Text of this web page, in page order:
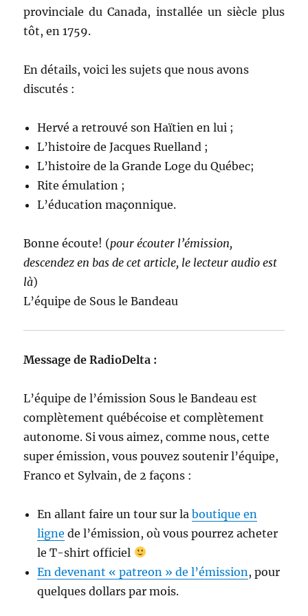
provinciale du Canada, installée un siècle plus
tôt, en 1759.
En détails, voici les sujets que nous avons
discutés :
Hervé a retrouvé son Haïtien en lui ;
L’histoire de Jacques Ruelland ;
L’histoire de la Grande Loge du Québec;
Rite émulation ;
L’éducation maçonnique.
Bonne écoute! (pour écouter l’émission,
descendez en bas de cet article, le lecteur audio est
là)
L’équipe de Sous le Bandeau
Message de RadioDelta :
L’équipe de l’émission Sous le Bandeau est
complètement québécoise et complètement
autonome. Si vous aimez, comme nous, cette
super émission, vous pouvez soutenir l’équipe,
Franco et Sylvain, de 2 façons :
En allant faire un tour sur laboutique en
ligne de l’émission, où vous pourrez acheter
le T-shirt officiel
En devenant « patreon » de l’émission , pour
quelques dollars par mois.